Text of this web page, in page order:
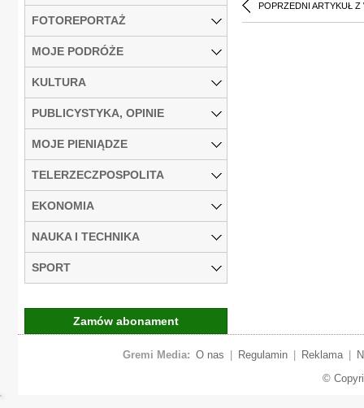
POPRZEDNI ARTYKUŁ Z
FOTOREPORTAŻ
MOJE PODRÓŻE
KULTURA
PUBLICYSTYKA, OPINIE
MOJE PIENIĄDZE
TELERZECZPOSPOLITA
EKONOMIA
NAUKA I TECHNIKA
SPORT
Zamów abonament
Gremi Media: O nas Regulamin Reklama
©